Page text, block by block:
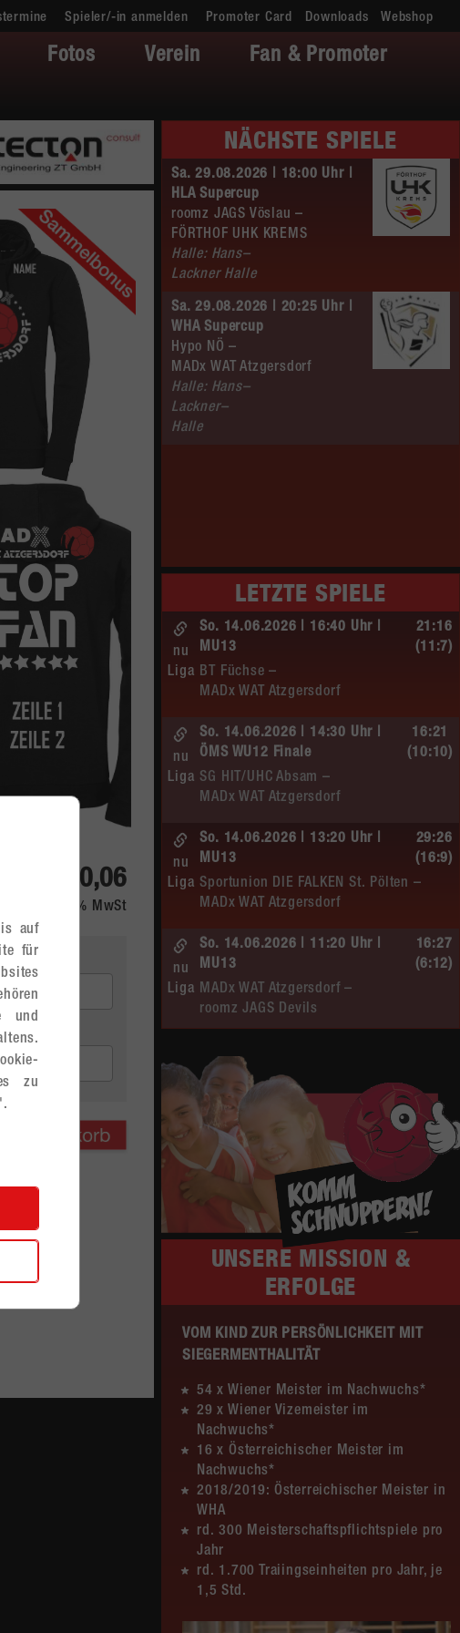
Spieler/-in anmelden Promoter Card Downloads Webshop
Fotos Verein
Fan & Promoter
EUR 70,06
inkl. 20% MwSt
NÄCHSTE SPIELE
Sa. 29.08.2026 | 18:00 Uhr |
HLA Supercup
roomz JAGS Vöslau –
FÖRTHOF UHK KREMS
Halle: Hans–
Lackner Halle
Sa. 29.08.2026 | 20:25 Uhr |
WHA Supercup
Hypo NÖ –
MADx WAT Atzgersdorf
Halle: Hans–
Lackner–
Halle
LETZTE SPIELE
So. 14.06.2026 | 16:40 Uhr |
MU13
BT Füchse –
MADx WAT Atzgersdorf
nu
Liga
21:16
(11:7)
So. 14.06.2026 | 14:30 Uhr |
ÖMS WU12 Finale
SG HIT/UHC Absam –
MADx WAT Atzgersdorf
nu
Liga
16:21
(10:10)
So. 14.06.2026 | 13:20 Uhr |
MU13
Sportunion DIE FALKEN St. Pölten –
MADx WAT Atzgersdorf
nu
Liga
29:26
(16:9)
So. 14.06.2026 | 11:20 Uhr |
MU13
MADx WAT Atzgersdorf –
roomz JAGS Devils
nu
Liga
16:27
(6:12)
ÖMS WU12 HF
SC HIT/UHC Absam –
MADx WAT Atzgersdorf
Liga
Sa. 13.06.2026 | 19:05 Uhr |
WU12
MADx WAT Atzgersdorf –
HIB Handball Graz
nu
30:19
(16:7)
Sa. 13.06.2026 | 14:30 Uhr |
Hypo NÖ –
MADx WAT Atzgersdorf
Liga
WU12
MADx WAT Atzgersdorf –
HC LINZ AG Ladies
nu
Liga
(15:5)
So. 07.06.2026 | 14:30 Uhr |
WU18
MADx WAT Atzgersdorf –
HIB Handball Graz
nu
(9:10)
So. 07.06.2026 | 10:50 Uhr |
MU10
Handball WEST WIEN /3 –
Liga
22:24
UNSERE MISSION &
ERFOLGE
VOM KIND ZUR PERSÖNLICHKEIT MIT
SIEGERMENTHALITÄT
54 x Wiener Meister im Nachwuchs*
29 x Wiener Vizemeister im
Nachwuchs*
16 x Österreichischer Meister im
Nachwuchs*
2018/2019: Österreichischer Meister in
WHA
rd. 300 Meisterschaftspflichtspiele pro
Jahr
rd. 1.700 Traiingseinheiten pro Jahr, je
1,5 Std.
auf
für
und
zu